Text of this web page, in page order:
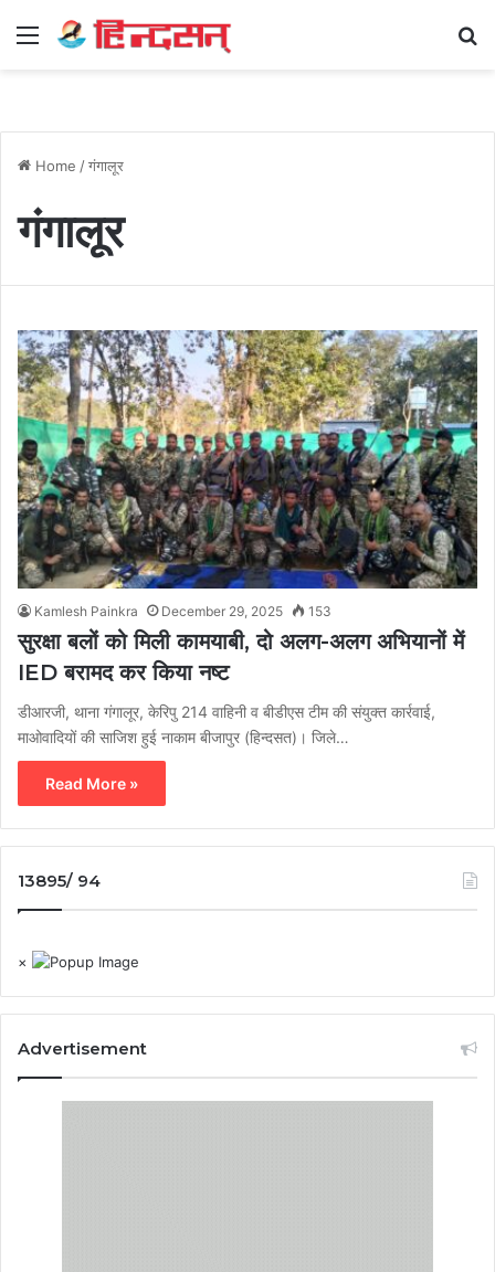
Menu
Home /गंगालूर
गंगालूर
Kamlesh Painkra December 29, 2025 153
सुरक्षा बलों को मिली कामयाबी, दो अलग-अलग अभियानों में
IED बरामद कर किया नष्ट
डीआरजी, थाना गंगालूर, केरिपु 214 वाहिनी व बीडीएस टीम की संयुक्त कार्रवाई,
माओवादियों की साजिश हुई नाकाम बीजापुर (हिन्दसत)। जिले…
Read More »
13895/ 94
×
Advertisement